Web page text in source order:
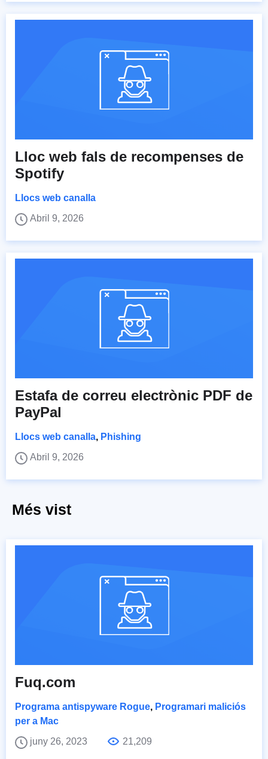
Lloc web fals de recompenses de
Spotify
Llocs web canalla
Abril 9, 2026
Estafa de correu electrònic PDF de
PayPal
Llocs web canalla, Phishing
Abril 9, 2026
Més vist
Fuq.com
Programa antispyware Rogue, Programari maliciós
per a Mac
juny 26, 2023
21,209